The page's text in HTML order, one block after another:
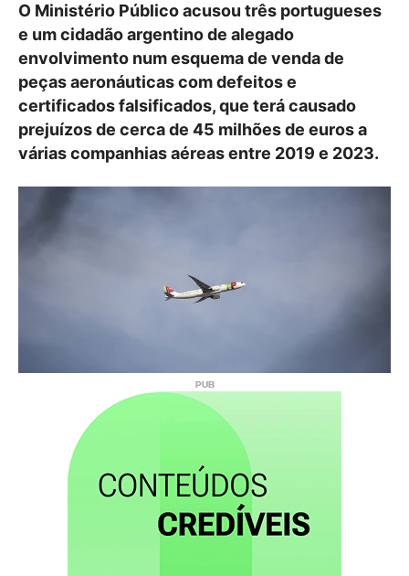
O Ministério Público acusou três portugueses
e um cidadão argentino de alegado
envolvimento num esquema de venda de
peças aeronáuticas com defeitos e
certificados falsificados, que terá causado
prejuízos de cerca de 45 milhões de euros a
várias companhias aéreas entre 2019 e 2023.